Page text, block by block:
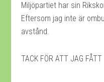
Miljöpartiet har sin
Eftersom jag inte är
avstånd.
TACK FÖR ATT JAG FÅTT